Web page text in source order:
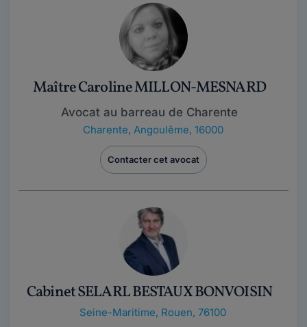
Maître Caroline MILLON-MESNARD
Avocat au barreau de Charente
Charente, Angoulême, 16000
Contacter cet avocat
Cabinet SELARL BESTAUX BONVOISIN
Seine-Maritime, Rouen, 76100